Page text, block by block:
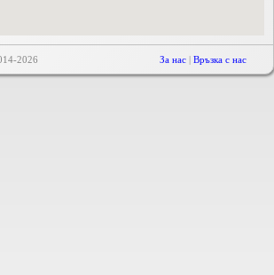
2026 За нас | Връзка с нас